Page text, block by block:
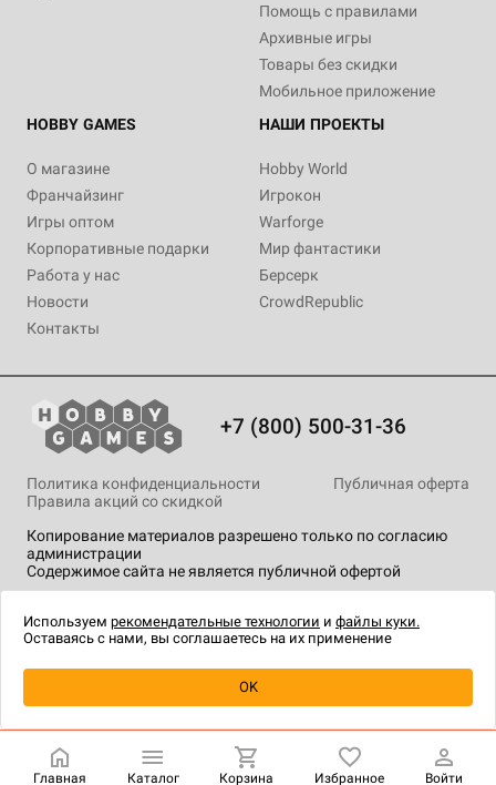
Уведомить о наличии
Помощь с правилами
Архивные игры
Товары без скидки
Мобильное приложение
HOBBY GAMES
О магазине
Франчайзинг
Игры оптом
Корпоративные подарки
Работа у нас
Новости
Контакты
НАШИ ПРОЕКТЫ
Hobby World
Игрокон
Warforge
Мир фантастики
Берсерк
CrowdRepublic
+7 (800) 500-31-36
Копирование материалов разрешено только по согласию
администрации
Содержимое сайта не является публичной офертой
Политика конфиденциальности
Публичная оферта
Правила акций со скидкой
технологии.
Главная Каталог Корзина Избранное Войти
Используем рекомендательные технологии и файлы куки.
Оставаясь с нами, вы соглашаетесь на их применение
OK